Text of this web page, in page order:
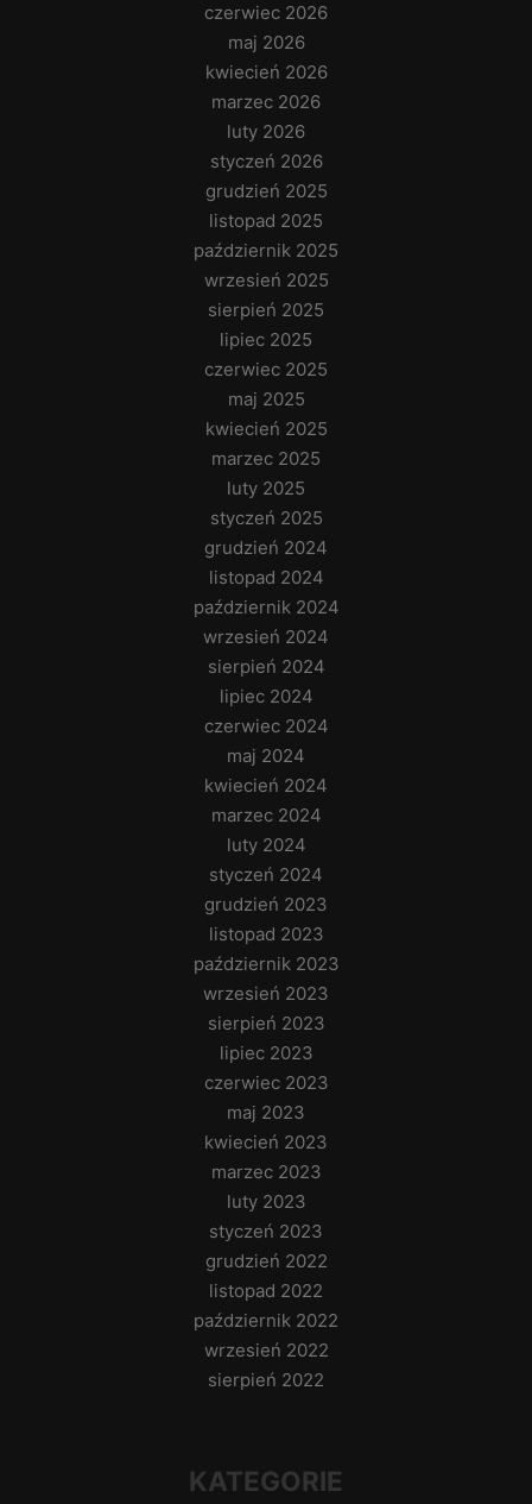
czerwiec 2026
maj 2026
kwiecień 2026
marzec 2026
luty 2026
styczeń 2026
grudzień 2025
listopad 2025
październik 2025
wrzesień 2025
sierpień 2025
lipiec 2025
czerwiec 2025
maj 2025
kwiecień 2025
marzec 2025
luty 2025
styczeń 2025
grudzień 2024
listopad 2024
październik 2024
wrzesień 2024
sierpień 2024
lipiec 2024
czerwiec 2024
maj 2024
kwiecień 2024
marzec 2024
luty 2024
styczeń 2024
grudzień 2023
listopad 2023
październik 2023
wrzesień 2023
sierpień 2023
lipiec 2023
czerwiec 2023
maj 2023
kwiecień 2023
marzec 2023
luty 2023
styczeń 2023
grudzień 2022
listopad 2022
październik 2022
wrzesień 2022
sierpień 2022
KATEGORIE